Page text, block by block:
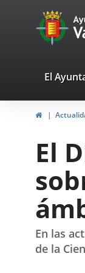
Portal
Web
de
El
Home
El
En las
de la